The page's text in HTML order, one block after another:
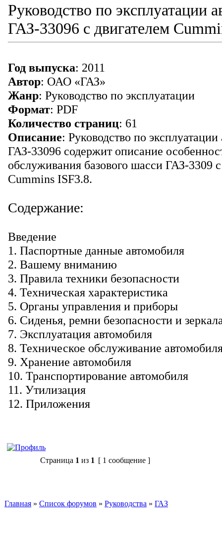
Руководство по эксплуатации
ГАЗ-33096 с двигателем
Год выпуска: 2011
Автор: ОАО «ГАЗ»
Жанр: Руководство по эксплуатации
Формат: PDF
Количество страниц: 61
Описание: Руководство по
ГАЗ-33096 содержит описание
обслуживания базового шасси ГАЗ-3309
Cummins ISF3.8.
Содержание:
Введение
1. Паспортные данные автомобиля
2. Вашему вниманию
3. Правила техники безопасности
4. Техническая характеристика
5. Органы управления и приборы
6. Сиденья, ремни безопасности и
7. Эксплуатация автомобиля
8. Техническое обслуживание
9. Хранение автомобиля
10. Транспортирование автомобиля
11. Утилизация
12. Приложения
Страница 1 из 1 [ 1 сообщение ]
Главная » Список форумов » Руководства » ГАЗ